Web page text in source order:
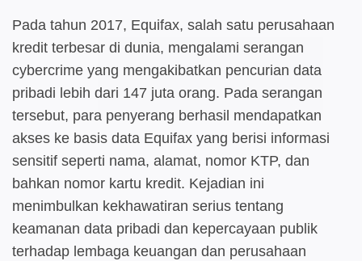
Pada tahun 2017, Equifax, salah satu perusahaan
kredit terbesar di dunia, mengalami serangan
cybercrime yang mengakibatkan pencurian data
pribadi lebih dari 147 juta orang. Pada serangan
tersebut, para penyerang berhasil mendapatkan
akses ke basis data Equifax yang berisi informasi
sensitif seperti nama, alamat, nomor KTP, dan
bahkan nomor kartu kredit. Kejadian ini
menimbulkan kekhawatiran serius tentang
keamanan data pribadi dan kepercayaan publik
terhadap lembaga keuangan dan perusahaan